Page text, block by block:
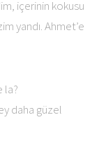
içerinin kokusu
yandı. Ahmet’e
la?
daha güzel